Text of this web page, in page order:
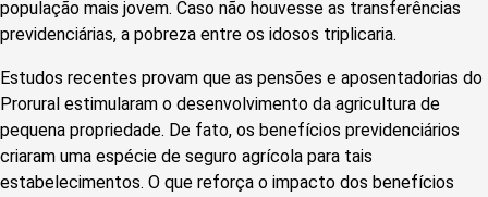
população mais jovem. Caso não houvesse as transferências
previdenciárias, a pobreza entre os idosos triplicaria.
Estudos recentes provam que as pensões e aposentadorias do
Prorural estimularam o desenvolvimento da agricultura de
pequena propriedade. De fato, os benefícios previdenciários
criaram uma espécie de seguro agrícola para tais
estabelecimentos. O que reforça o impacto dos benefícios